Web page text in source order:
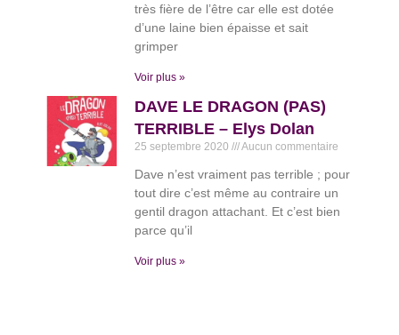
très fière de l’être car elle est dotée
d’une laine bien épaisse et sait
grimper
Voir plus »
DAVE LE DRAGON (PAS)
TERRIBLE – Elys Dolan
25 septembre 2020 Aucun commentaire
Dave n’est vraiment pas terrible ; pour
tout dire c’est même au contraire un
gentil dragon attachant. Et c’est bien
parce qu’il
Voir plus »